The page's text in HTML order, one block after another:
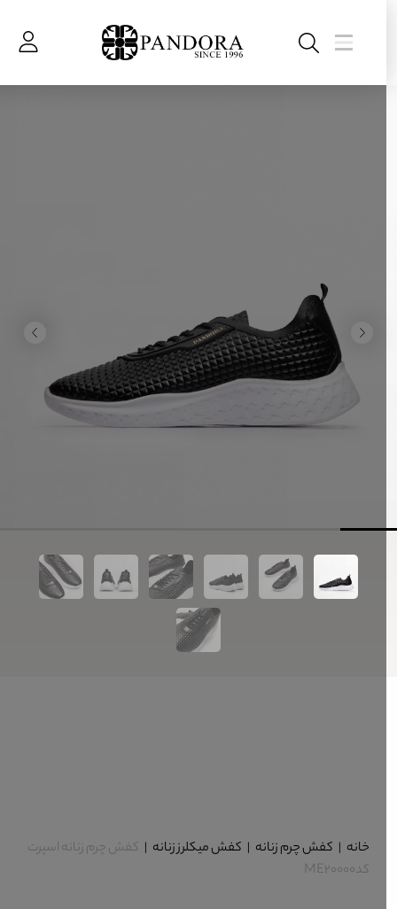
خانه | کفش چرم زنانه| کفش میکلرز زنانه| کفش چرم زنانه اسپرت
کدME20000